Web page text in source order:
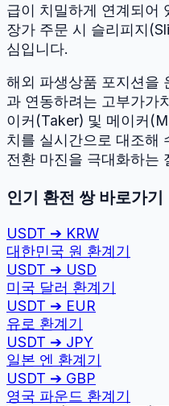
급이 치밀하게 연계되어
장가 주문 시 슬리피지
심입니다.
해외 파생상품 포지션을
과 연동하려는 고부가가
이커(Taker) 및 메이커
치를 실시간으로 대조해
전환 마진을 극대화하는
인기 환전 쌍 바로가기
USDT ➔ KRW
대한민국 원 환계기
USDT ➔ USD
미국 달러 환계기
USDT ➔ EUR
유로 환계기
USDT ➔ JPY
일본 엔 환계기
USDT ➔ GBP
영국 파운드 환계기